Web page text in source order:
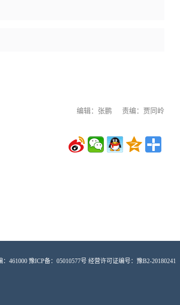
编辑：张鹏 责编：贾同岭
豫ICP备：05010577号 经营许可证编号：豫B2-20180241